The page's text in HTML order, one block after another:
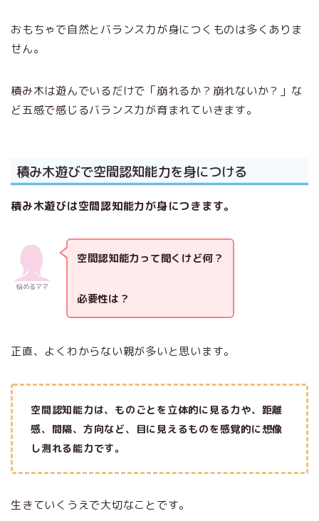
おもちゃで自然とバランス力が身につくものは多くありま
せん。
積み木は遊んでいるだけで「崩れるか？崩れないか？」な
ど五感で感じるバランス力が育まれていきます。
積み木遊びで空間認知能力を身につける
積み木遊びは空間認知能力が身につきます。
悩めるママ
空間認知能力って聞くけど何？
必要性は？
正直、よくわからない親が多いと思います。
空間認知能力は、ものごとを立体的に見る力や、距離
感、間隔、方向など、目に見えるものを感覚的に想像
し測れる能力です。
生きていくうえで大切なことです。